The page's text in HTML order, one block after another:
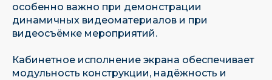
особенно важно при демонстрации
динамичных видеоматериалов и при
видеосъёмке мероприятий.
Кабинетное исполнение экрана обеспечивает
модульность конструкции, надёжность и